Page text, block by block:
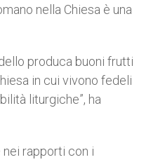
nella Chiesa è una
produca buoni frutti
in cui vivono fedeli
liturgiche”, ha
nei rapporti con i